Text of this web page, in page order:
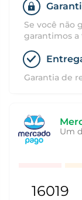
Se você não
garantimos a
Garantia de
Um
16019